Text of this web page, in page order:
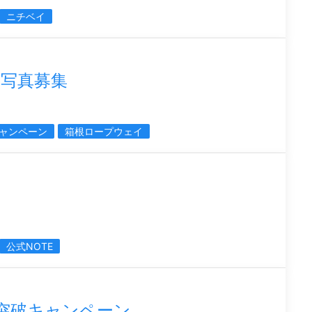
ニチベイ
真募集
ンペーン 箱根ロープウェイ
公式NOTE